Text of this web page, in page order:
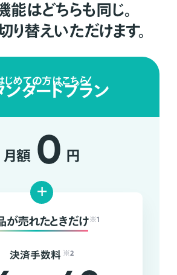
能はどちらも同じ。
り替えいただけます。
じめての方はこちら
ンダードプラン
月額 0 円
+
が売れたときだけ ※1
決済手数料 ※2